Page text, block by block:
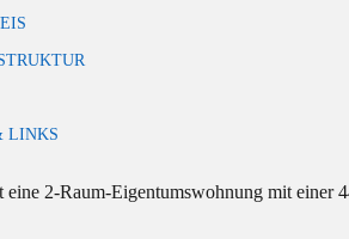
LINKS
eine 2-Raum-Eigentumswohnung mit einer